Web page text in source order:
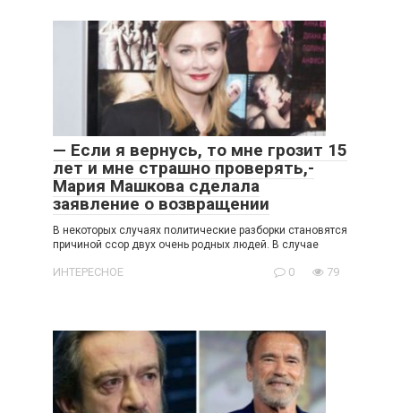
— Если я вернусь, то мне грозит 15
лет и мне страшно проверять,-
Мария Машкова сделала
заявление о возвращении
В некоторых случаях политические разборки становятся
причиной ссор двух очень родных людей. В случае
ИНТЕРЕСНОЕ 0 79